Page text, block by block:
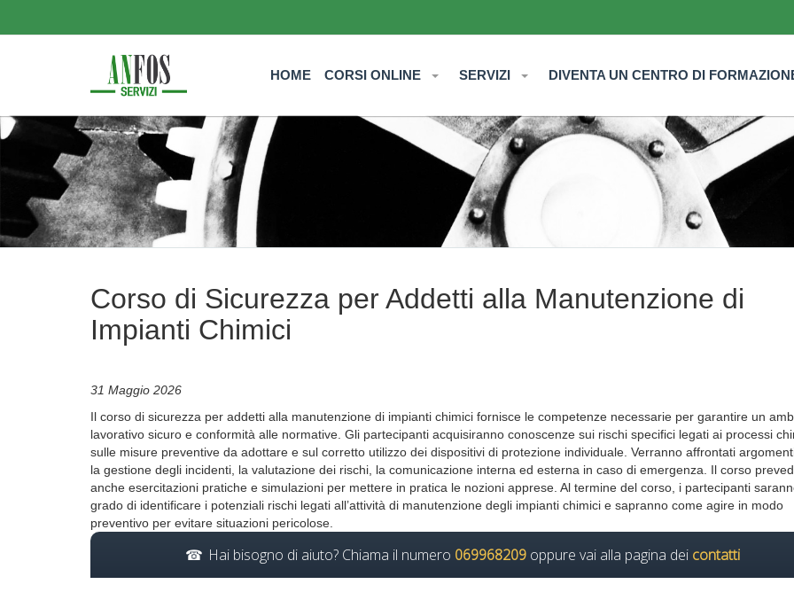
HOME CORSI ONLINE SERVIZI DIVENTA UN CENTRO DI
Corso di Sicurezza per Addetti alla Manutenzione di
Impianti Chimici
31 Maggio 2026
Il corso di sicurezza per addetti alla manutenzione di impianti chimici fornisce le competenze necessarie per garantire un
lavorativo sicuro e conformità alle normative. Gli partecipanti acquisiranno conoscenze sui rischi specifici legati ai processi
sulle misure preventive da adottare e sul corretto utilizzo dei dispositivi di protezione individuale. Verranno affrontati
la gestione degli incidenti, la valutazione dei rischi, la comunicazione interna ed esterna in caso di emergenza. Il corso
anche esercitazioni pratiche e simulazioni per mettere in pratica le nozioni apprese. Al termine del corso, i partecipanti
grado di identificare i potenziali rischi legati all’attività di manutenzione degli impianti chimici e sapranno come agire in modo
preventivo per evitare situazioni pericolose.
Hai bisogno di aiuto? Chiama il numero 069968209 oppure vai alla pagina dei contatti